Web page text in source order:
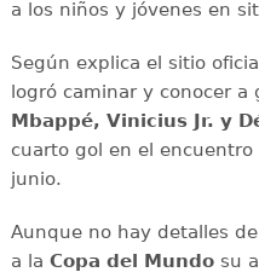
a los niños y jóvenes en
Según explica el sitio
logró caminar y conocer a
Mbappé, Vinicius Jr. y
cuarto gol en el encuentro
junio.
Aunque no hay detalles
a la Copa del Mundosu